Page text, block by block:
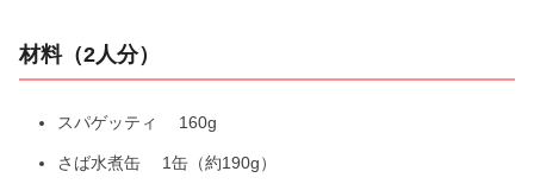
材料（2人分）
スパゲッティ 160g
さば水煮缶 1缶（約190g）